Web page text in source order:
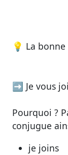
💡 La
➡️ Je vous
Pourquoi ?
conjugue
je joins